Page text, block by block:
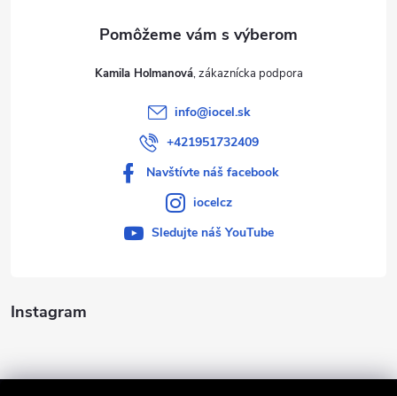
Instagram
Kamila Holmanová
info@iocel.sk
+421951732409
Navštívte náš facebook
iocelcz
Sledujte náš YouTube